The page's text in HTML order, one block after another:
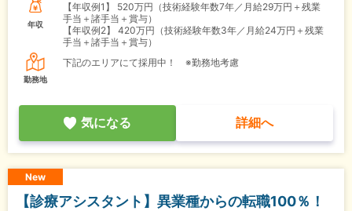
年収
【年収例1】
520万円（技術経験年数7年／月給29万円＋残業
手当＋諸手当＋賞与）
【年収例2】
420万円（技術経験年数3年／月給24万円＋残業
手当＋諸手当＋賞与）
勤務地
下記のエリアにて採用中！ ※勤務地考慮
気になる 詳細へ
New
【診療アシスタント】異業種からの転職100％！